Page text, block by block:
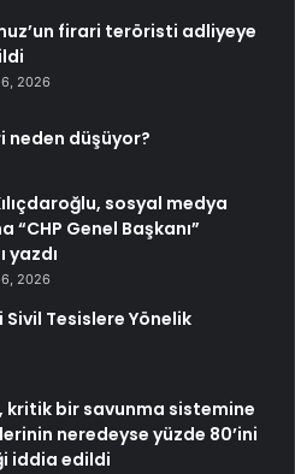
firari teröristi adliyeye
2026
neden düşüyor?
sosyal medya
“CHP Genel Başkanı”
yazdı
2026
Tesislere Yönelik
kritik bir savunma sistemine
neredeyse yüzde 80’ini
iddia edildi